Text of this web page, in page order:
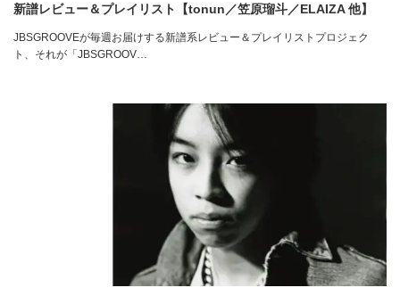
新譜レビュー＆プレイリスト【tonun／笠原瑠斗／ELAIZA 他】
JBSGROOVEが毎週お届けする新譜系レビュー＆プレイリストプロジェク
ト、それが「JBSGROOV…